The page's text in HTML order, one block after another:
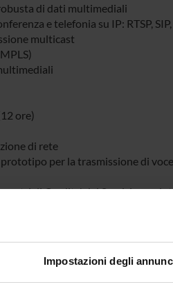
Impostazioni degli
di dati multimediali
e telefonia su IP: RTSP,
multicast
ore)
di rete
per la trasmissione di
di Qualita' del Servizio e
di progettazione di rete e verifica